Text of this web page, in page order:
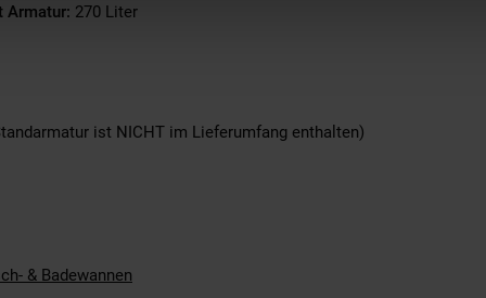
Armatur: 270 Liter
ist NICHT im Lieferumfang enthalten)
& Badewannen